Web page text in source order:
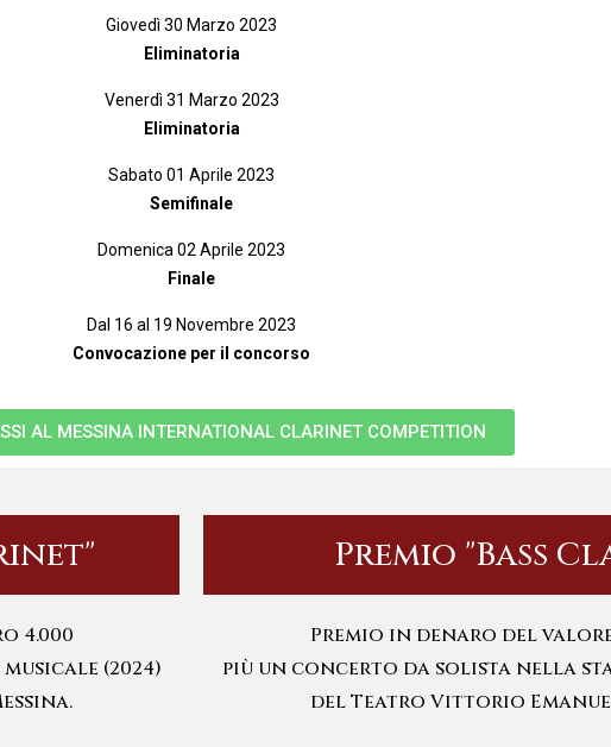
Giovedì 30 Marzo 2023
Eliminatoria
Venerdì 31 Marzo 2023
Eliminatoria
Sabato 01 Aprile 2023
Semifinale
Domenica 02 Aprile 2023
Finale
Dal 16 al 19 Novembre 2023
Convocazione per il concorso
AL MESSINA INTERNATIONAL CLARINET COMPETITION
4.000
(2024)
Premio "Bass
Premio in denaro del
più un concerto da solista nella
del Teatro Vittorio